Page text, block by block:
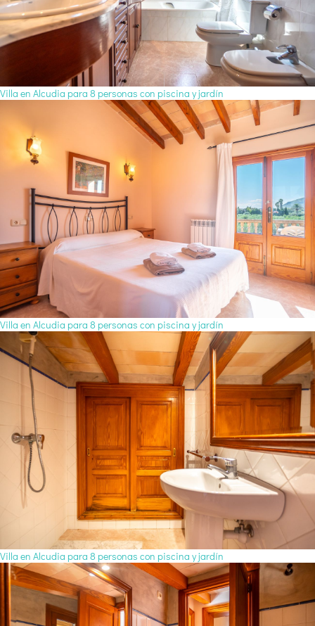
Villa en Alcudia para 8 personas con piscina y jardín
Villa en Alcudia para 8 personas con piscina y jardín
Villa en Alcudia para 8 personas con piscina y jardín